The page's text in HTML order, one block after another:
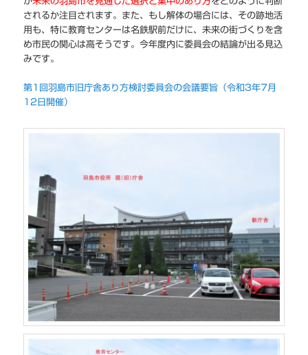
されるか注目されます。また、もし解体の場合には、その跡地活
用も、特に教育センターは名鉄駅前だけに、未来の街づくりを含
め市民の関心は高そうです。今年度内に委員会の結論が出る見込
みです。
第1回羽島市旧庁舎あり方検討委員会の会議要旨（令和3年7月
12日開催）